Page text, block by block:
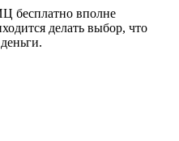
бесплатно вполне
делать выбор, что